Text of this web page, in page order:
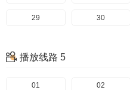
29 30
37
播放线路 5
01 02